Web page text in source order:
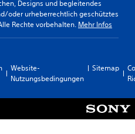
Designs und begleitendes
oder urheberrechtlich geschütztes
Rechte vorbehalten. Mehr Infos
Website-
Nutzungsbedingungen
Sitemap